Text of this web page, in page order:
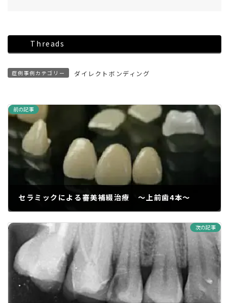
Threads
症例事例カテゴリー ダイレクトボンディング
前の記事
セラミックによる審美補綴治療 ～上前歯4本～
2018年7月28日
次の記事